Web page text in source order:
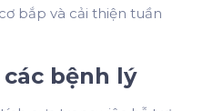
bắp và cải thiện tuần
bệnh lý